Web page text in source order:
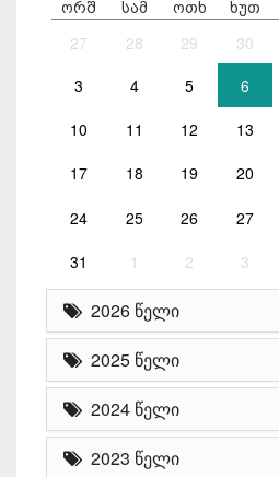
ორშ სამ ოთხ ხუთ
27 28 29 30
3 4 5 6
10 11 12 13
17 18 19 20
24 25 26 27
31 1 2 3
2026 წელი
2025 წელი
2024 წელი
2023 წელი